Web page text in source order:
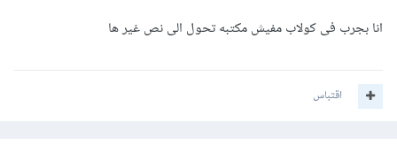
انا بجرب فى كولاب مفيش مكتبه تحول الى نص غير ها
اقتباس